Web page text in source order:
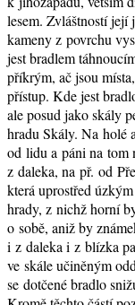
lesem. Zvláštností
kameny z povrchu
jest bradlem
příkrým, ač jsou
přístup. Kde jest
ale posud jako skály
hradu Skály. Na holé
od lidu a páni na tom
z daleka, na př. od
která uprostřed
hrady, z nichž horní
o sobě, aniž by
i z daleka i z blízka
ve skále učiněným
se dotčené bradlo